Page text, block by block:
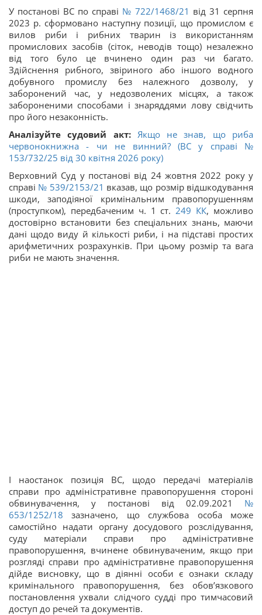
У постанові ВС по справі № 722/1468/21 від 31 серпня
2023 р. сформовано наступну позиції, що промислом є
вилов риби і рибних тварин із використанням
промислових засобів (сіток, неводів тощо) незалежно
від того було це вчинено один раз чи багато.
Здійснення рибного, звіриного або іншого водного
добувного промислу без належного дозволу, у
заборонений час, у недозволених місцях, а також
забороненими способами і знаряддями лову свідчить
про його незаконність.
Аналізуйте судовий акт:
Якщо не знав, що риба
червонокнижна - чи не винний? (ВС у справі №
153/732/25 від 30 квітня 2026 року)
Верховний Суд у постанові від 24 жовтня 2022 року у
справі № 539/2153/21 вказав, що розмір відшкодування
шкоди, заподіяної кримінальним правопорушенням
(проступком), передбаченим ч. 1 ст. 249 КК, можливо
достовірно встановити без спеціальних знань, маючи
дані щодо виду й кількості риби, і на підставі простих
арифметичних розрахунків. При цьому розмір та вага
риби не мають значення.
І наостанок позиція ВС, щодо передачі матеріалів
справи про адміністративне правопорушення стороні
обвинувачення, у постанові від 02.09.2021 №
653/1252/18 зазначено, що службова особа може
самостійно надати органу досудового розслідування,
суду матеріали справи про адміністративне
правопорушення, вчинене обвинуваченим, якщо при
розгляді справи про адміністративне правопорушення
дійде висновку, що в діянні особи є ознаки складу
кримінального правопорушення, без обов’язкового
постановлення ухвали слідчого судді про тимчасовий
доступ до речей та документів.